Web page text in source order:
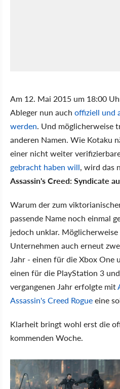
Am 12. Mai 2015 um 18:00
Ableger nun auch offiziell und
werden. Und möglicherweise
anderen Namen. Wie Kotaku
einer nicht weiter
gebracht haben will, wird das
Assassin's Creed: Syndicate
Warum der zum
passende Name noch einmal
jedoch unklar.
Unternehmen auch erneut
Jahr - einen für die Xbox One
einen für die PlayStation 3
vergangenen Jahr erfolgte mit
Assassin's Creed Rogueeine
Klarheit bringt wohl erst die
kommenden Woche.